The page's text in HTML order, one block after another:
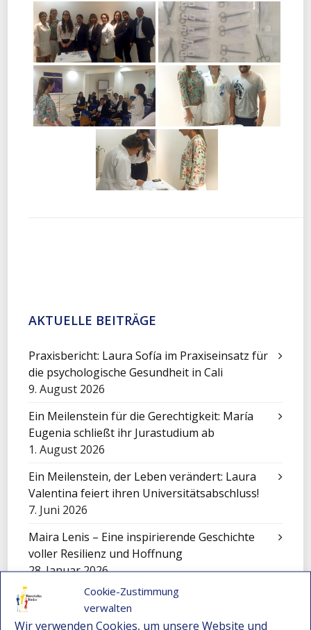
Cookie-Zustimmung
verwalten
Wir verwenden Cookies, um unsere Website und
AKTUELLE BEITRÄGE
Praxisbericht: Laura Sofía im Praxiseinsatz für
die psychologische Gesundheit in Cali
9. August 2026
Ein Meilenstein für die Gerechtigkeit: María
Eugenia schließt ihr Jurastudium ab
1. August 2026
Ein Meilenstein, der Leben verändert: Laura
Valentina feiert ihren Universitätsabschluss!
7. Juni 2026
Maira Lenis – Eine inspirierende Geschichte
voller Resilienz und Hoffnung
28. Januar 2026
Wie Alexander durch ein Stipendium seine
Familie unterstützt: Bildungschancen in